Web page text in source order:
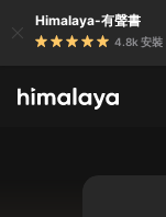
Himalaya-有聲書
4.8k 安裝